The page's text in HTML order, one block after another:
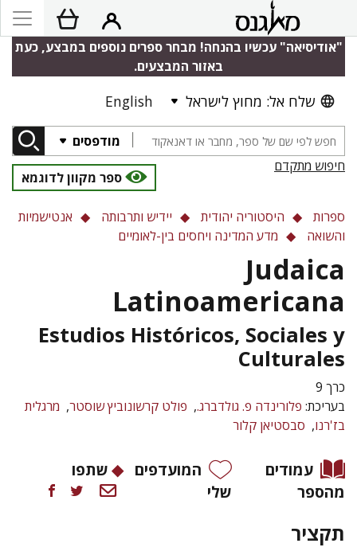
"אודיסיאה" עכשיו בהנחה! מבחר ספרים נוספים במבצע, כעת
באזור המבצעים.
שלח אל: מחוץ לישראל English
מודפסים
חיפוש מתקדם
ספר מקוון לדוגמא
ספרות היסטוריה יהודית יידיש ותרבותה
אנטישמיות
והשואה
מדע המדינה ויחסים בין-לאומיים
Judaica
Latinoamericana
Estudios Históricos, Sociales y
Culturales
כרך 9
בעריכת: פלורינדה פ. גולדברג. פולט קרשונוביץ שוסטר מרגלית
בז'רנו
סבסטיאן קלור
עמודים
מהספר
המועדפים
שלי
שתפו
תקציר